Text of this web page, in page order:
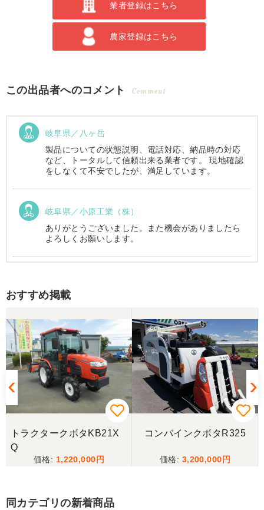
業者登録はこちら
農家登録はこちら
この出品者へのコメント Comment
岐阜県／八ヶ岳
製品についての状態説明、電話対応、納品時の対応
など、トータルして信頼出来る業者です。 現地確認
をしなくて不安でしたが、満足しています。
岐阜県／小原工業（株）
ありがとうございました。また機会がありましたら
よろしくお願いします。
西川さま。電話対応から自社納車まで丁寧で信頼で
きる方です。農機はまたこちらで購入したいです。
岐阜県／
完璧に整備されており、対応も親切で丁寧。配送ま
で自社で対応してくださり本当にありがとうござい
ました。次回もこちらで購入させて頂きます。
す
岐阜県／田畑
おすすめ掲載
トラクタークボタKB21X
Q
1,220,000
コンバインクボタR325
3,200,000
同カテゴリの新着商品